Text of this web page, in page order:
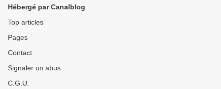
Hébergé par Canalblog
Top articles
Pages
Contact
Signaler un abus
C.G.U.